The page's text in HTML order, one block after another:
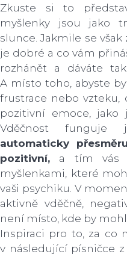
Zkuste si to
myšlenky jsou jako
slunce. Jakmile se
je dobré a co vám
rozhánět a dáváte
A místo toho, abyste
frustrace nebo vzteku,
pozitivní emoce, jako
Vděčnost
automaticky
pozitivní, a tím vás
myšlenkami, které
vaši psychiku. V
aktivně vděčně,
není místo, kde by
Inspiraci pro to, za co
v následující písničce